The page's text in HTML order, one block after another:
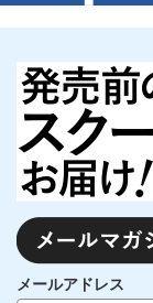
メールアドレス